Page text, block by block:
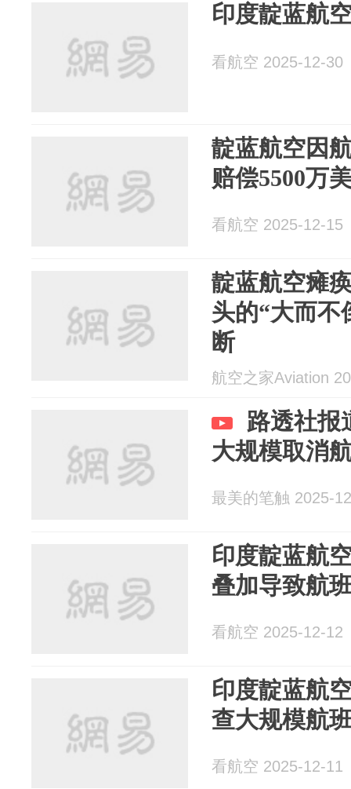
印度靛蓝航
看航空 2025-12-30
靛蓝航空因
赔偿5500万
看航空 2025-12-15
靛蓝航空瘫
头的“大而不
断
航空之家Aviation
路透社报
大规模取消
最美的笔触 2025-
印度靛蓝航
叠加导致航
看航空 2025-12-12
印度靛蓝航
查大规模航
看航空 2025-12-11